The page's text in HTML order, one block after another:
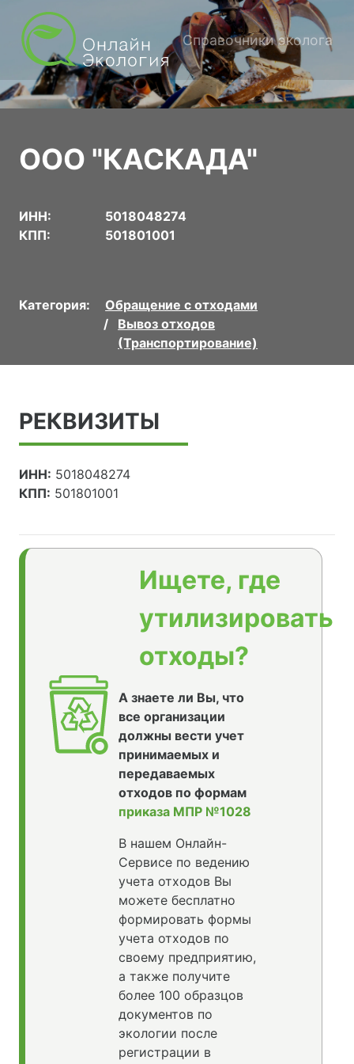
Справочники эколога
ООО "КАСКАДА"
ИНН:
5018048274
КПП:
501801001
Категория:
Обращение с отходами
Вывоз отходов
(Транспортирование)
РЕКВИЗИТЫ
ИНН: 5018048274
КПП: 501801001
Ищете, где
утилизировать
отходы?
А знаете ли Вы, что
все организации
должны вести учет
принимаемых и
передаваемых
отходов по формам
приказа МПР №1028
В нашем Онлайн-
Сервисе по ведению
учета отходов Вы
можете бесплатно
формировать формы
учета отходов по
своему предприятию,
а также получите
более 100 образцов
документов по
экологии после
регистрации в